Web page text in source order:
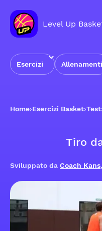
Level Up
Esercizi Allenamenti
Home›Esercizi Basket›Test
Tiro
Sviluppato da Coach Kans